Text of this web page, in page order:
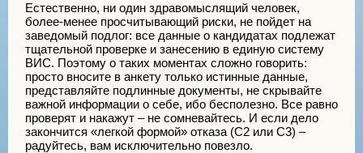
Естественно, ни один здравомыслящий человек,
более-менее просчитывающий риски, не пойдет на
заведомый подлог: все данные о кандидатах подлежат
тщательной проверке и занесению в единую систему
ВИС. Поэтому о таких моментах сложно говорить:
просто вносите в анкету только истинные данные,
представляйте подлинные документы, не скрывайте
важной информации о себе, ибо бесполезно. Все равно
проверят и накажут – не сомневайтесь. И если дело
закончится «легкой формой» отказа (С2 или С3) –
радуйтесь, вам исключительно повезло.